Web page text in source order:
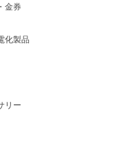
金券
化製品
リー